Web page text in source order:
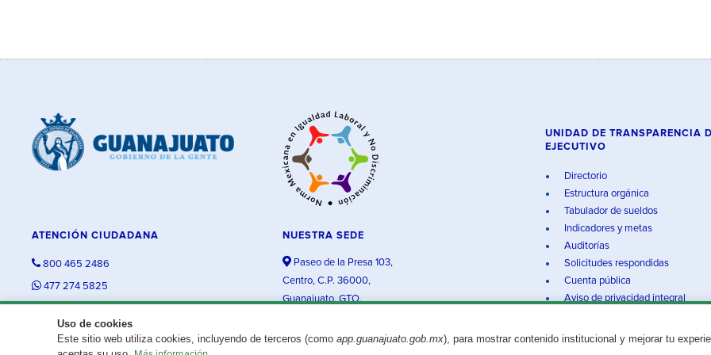
Uso de cookies
Este sitio web utiliza cookies, incluyendo de terceros (como app.guanajuato.gob.mx), para mostrar contenido institucional y mejorar tu
ATENCIÓN CIUDADANA
800 465 2486
477 274 5825
NUESTRA SEDE
Paseo de la Presa 103,
Centro, C.P. 36000,
Guanajuato, GTO.
UNIDAD DE TRANSPARENCIA
EJECUTIVO
Directorio
Estructura orgánica
Tabulador de sueldos
Indicadores y metas
Auditorías
Solicitudes respondidas
Cuenta pública
Aviso de privacidad integral
¿Existe algún problema con esta página?Repórtalo aquí. Aviso legal© 2025 Gobierno del Estado de Guanajuato